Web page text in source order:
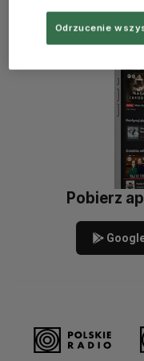
Pobierz
Odrzucenie